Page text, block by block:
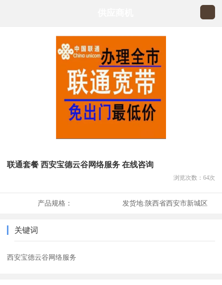
联通套餐 西安宝德云谷网络服务 在线咨询
浏览次数： 64次
产品规格： 发货地:陕西省西安市新城区
关键词
西安宝德云谷网络服务